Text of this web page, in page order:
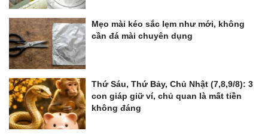
Mẹo mài kéo sắc lẹm như mới, không
cần đá mài chuyên dụng
Thứ Sáu, Thứ Bảy, Chủ Nhật (7,8,9/8): 3
con giáp giữ ví, chủ quan là mất tiền
không đáng